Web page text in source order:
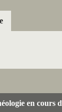
en cours